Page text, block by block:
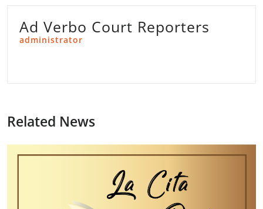
Ad Verbo Court Reporters
administrator
Related News